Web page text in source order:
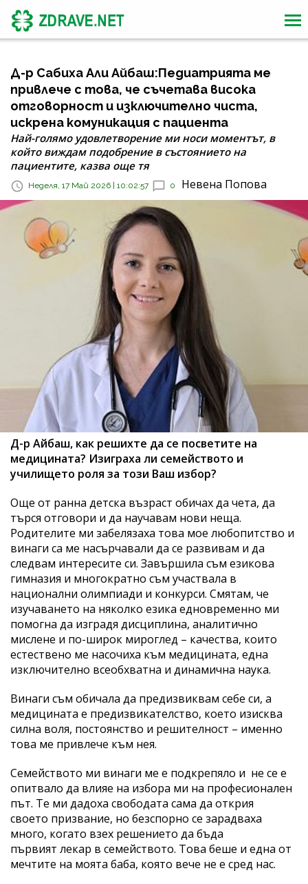
Д-р Сабиха Али Айбаш:Педиатрията ме
привлече с това, че съчетава висока
отговорност и изключително чиста,
искрена комуникация с пациента
Най-голямо удовлетворение ми носи моментът, в
който виждам подобрение в състоянието на
пациентите, казва още тя
Неделя, 17 Май 2026 | 10:02:57 0 Невена Попова
Д-р Айбаш, как решихте да се посветите на
медицината? Изиграха ли семейството и
училището роля за този Ваш избор?
Още от ранна детска възраст обичах да чета, да
търся отговори и да научавам нови неща.
Родителите ми забелязаха това мое любопитство и
винаги са ме насърчавали да се развивам и да
следвам интересите си. Завършила съм езикова
гимназия и многократно съм участвала в
национални олимпиади и конкурси. Смятам, че
изучаването на няколко езика едновременно ми
помогна да изградя дисциплина, аналитично
мислене и по-широк мироглед – качества, които
естествено ме насочиха към медицината, една
изключително всеобхватна и динамична наука.
Винаги съм обичала да предизвиквам себе си, а
медицината е предизвикателство, което изисква
силна воля, постоянство и решителност – именно
това ме привлече към нея.
Семейството ми винаги ме е подкрепяло и не се е
опитвало да влияе на избора ми на професионален
път. Те ми дадоха свободата сама да открия
своето призвание, но безспорно се зарадваха
много, когато взех решението да бъда
първият лекар в семейството. Това беше и една от
мечтите на моята баба, която вече не е сред нас.